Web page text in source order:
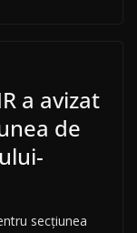
a avizat
de
secțiunea